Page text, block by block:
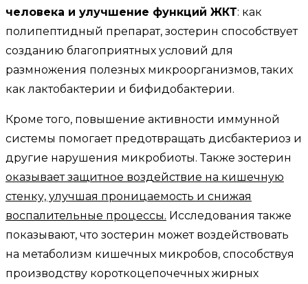
человека и улучшение функций ЖКТ: как
полипептидный препарат, зостерин способствует
созданию благоприятных условий для
размножения полезных микроорганизмов, таких
как лактобактерии и бифидобактерии.
Кроме того, повышение активности иммунной
системы помогает предотвращать дисбактериоз и
другие нарушения микробиоты. Также зостерин
оказывает защитное воздействие на кишечную
стенку, улучшая проницаемость и снижая
воспалительные процессы. Исследования также
показывают, что зостерин может воздействовать
на метаболизм кишечных микробов, способствуя
производству короткоцепочечных жирных